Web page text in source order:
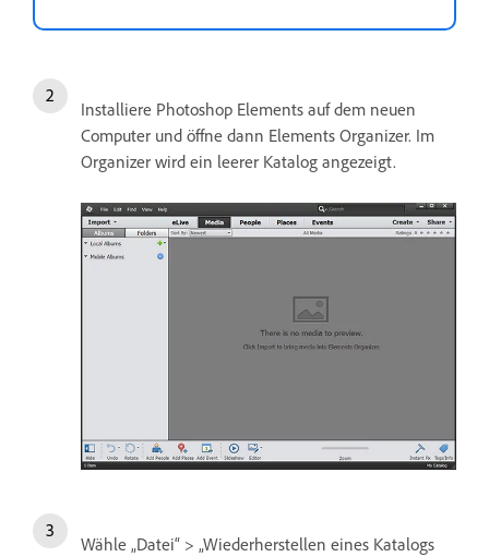
Installiere Photoshop Elements auf dem neuen
Computer und öffne dann Elements Organizer. Im
Organizer wird ein leerer Katalog angezeigt.
Wähle „Datei“ > „Wiederherstellen eines Katalogs